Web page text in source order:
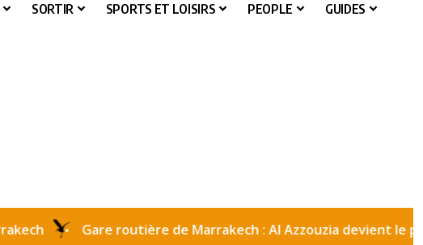
SORTIR SPORTS ET LOISIRS PEOPLE GUIDES
• Gare routière de Marrakech : Al Azzouzia devient le passage